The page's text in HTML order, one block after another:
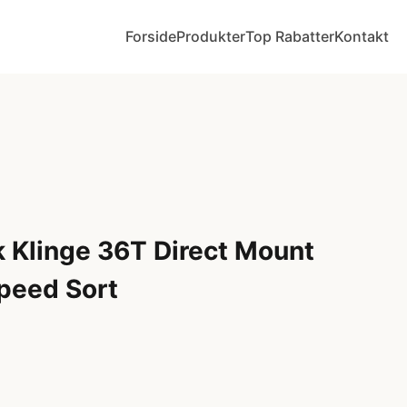
ForsideProdukterTop RabatterKontakt
Klinge 36T Direct Mount
Sort